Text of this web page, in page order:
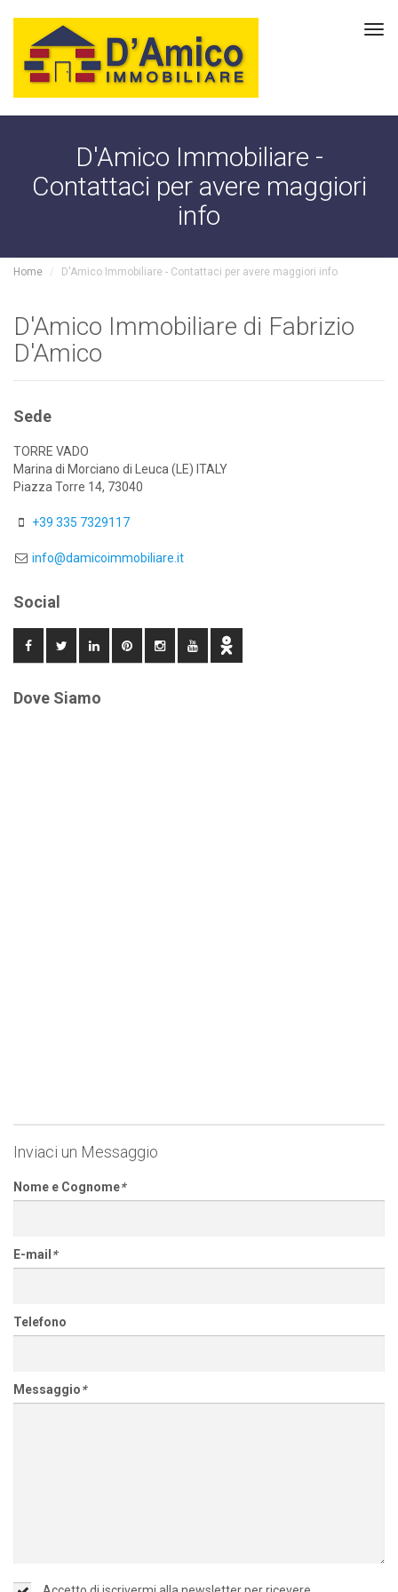
D'Amico Immobiliare -
Contattaci per avere maggiori
info
Home D'Amico Immobiliare - Contattaci per avere maggiori info
D'Amico Immobiliare di Fabrizio
D'Amico
Sede
TORRE VADO
Marina di Morciano di Leuca (LE) ITALY
Piazza Torre 14, 73040
+39 335 7329117
info@damicoimmobiliare.it
Social
Dove Siamo
Inviaci un Messaggio
Nome e Cognome*
E-mail *
Telefono
Messaggio*